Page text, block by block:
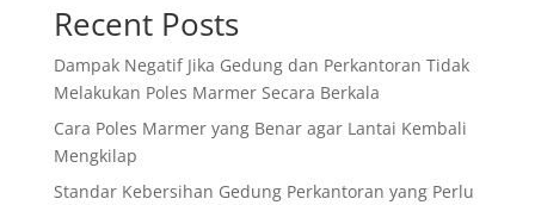
Recent Posts
Dampak Negatif Jika Gedung dan Perkantoran Tidak
Melakukan Poles Marmer Secara Berkala
Cara Poles Marmer yang Benar agar Lantai Kembali
Mengkilap
Standar Kebersihan Gedung Perkantoran yang Perlu